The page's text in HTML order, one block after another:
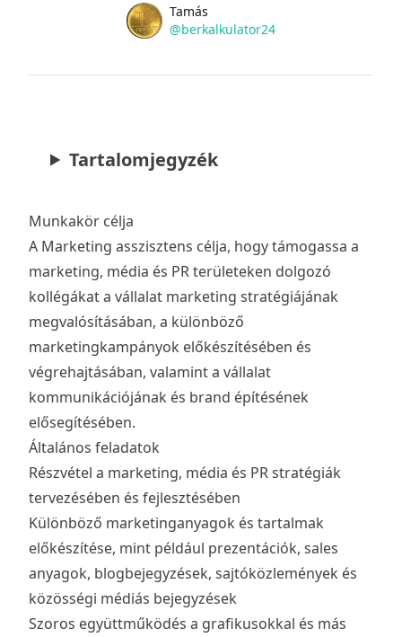
Name
Tamás
Twitter
@berkalkulator24
Tartalomjegyzék
Munkakör célja
A Marketing asszisztens célja, hogy támogassa a
marketing, média és PR területeken dolgozó
kollégákat a vállalat marketing stratégiájának
megvalósításában, a különböző
marketingkampányok előkészítésében és
végrehajtásában, valamint a vállalat
kommunikációjának és brand építésének
elősegítésében.
Általános feladatok
Részvétel a marketing, média és PR stratégiák
tervezésében és fejlesztésében
Különböző marketinganyagok és tartalmak
előkészítése, mint például prezentációk, sales
anyagok, blogbejegyzések, sajtóközlemények és
közösségi médiás bejegyzések
Szoros együttműködés a grafikusokkal és más